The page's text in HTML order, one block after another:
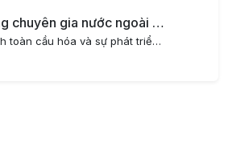
Decor phòng chuyên gia nước ngoài sống tại căn hộ mini sang trọng và tiện nghi
Trong bối cảnh toàn cầu hóa và sự phát triển mạnh mẽ của các doanh nghiệp quốc tế tại Hà Nội, nhu cầu về căn hộ dịch vụ mini cho chuyên gia nước ngoài ngày càng tăng cao. Việc decor phòng dành cho chuyên gia nước ngoài không chỉ đòi hỏi sự hiện đại,...